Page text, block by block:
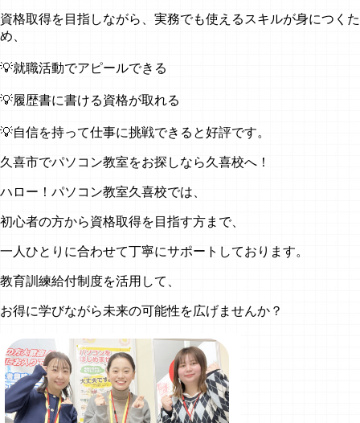
資格取得を目指しながら、実務でも使えるスキルが身につくた
め、
💡就職活動でアピールできる
💡履歴書に書ける資格が取れる
💡自信を持って仕事に挑戦できると好評です。
久喜市でパソコン教室をお探しなら久喜校へ！
ハロー！パソコン教室久喜校では、
初心者の方から資格取得を目指す方まで、
一人ひとりに合わせて丁寧にサポートしております。
教育訓練給付制度を活用して、
お得に学びながら未来の可能性を広げませんか？